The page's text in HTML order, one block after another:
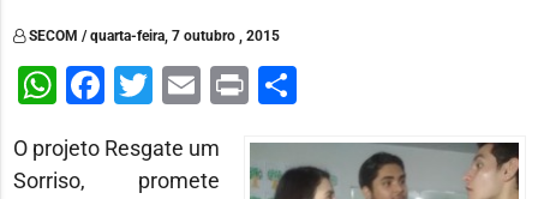
SECOM / quarta-feira, 7 outubro , 2015
WhatsApp
Facebook
Twitter
Email
PrintShare
O projeto Resgate um
Sorriso, promete